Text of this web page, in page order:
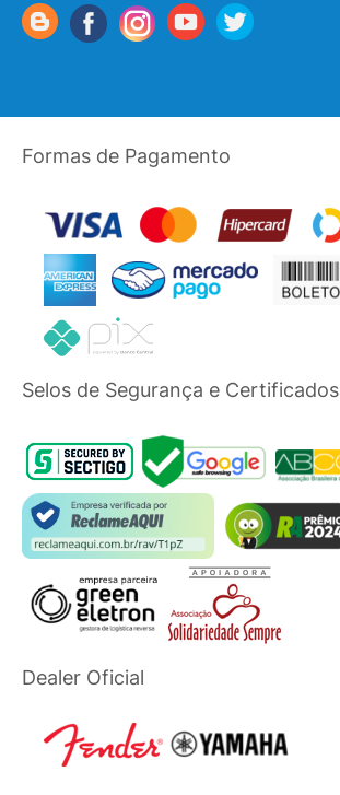
Formas de Pagamento
Selos de Segurança e Certificados
Dealer Oficial